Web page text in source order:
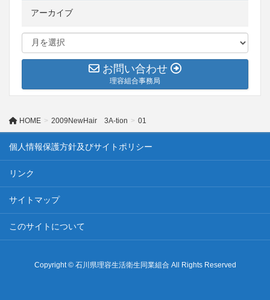
アーカイブ
お問い合わせ
理容組合事務局
HOME 2009NewHair 3A-tion 01
個人情報保護方針及びサイトポリシー
リンク
サイトマップ
このサイトについて
Copyright © 石川県理容生活衛生同業組合 All Rights Reserved